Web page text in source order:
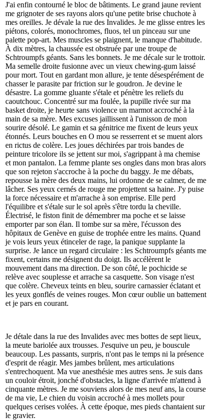
J'ai enfin contourné le bloc de bâtiments. Le grand jaune revient
me grignoter de ses rayons alors qu'une petite brise chuchote à
mes oreilles. Je dévale la rue des Invalides. Je me glisse entres les
piétons, colorés, monochromes, fluos, tel un pinceau sur une
palette pop-art. Mes muscles se plaignent, le manque d'habitude.
À dix mètres, la chaussée est obstruée par une troupe de
Schtroumpfs géants. Sans les bonnets. Je me décale sur le trottoir.
Ma semelle droite fusionne avec un vieux chewing-gum laissé
pour mort. Tout en gardant mon allure, je tente désespérément de
chasser le parasite par friction sur le goudron. Je devine le
désastre. La gomme gluante s'étale et pénètre les reliefs du
caoutchouc. Concentré sur ma foulée, la pupille rivée sur ma
basket droite, je heurte sans violence un marmot accroché à la
main de sa mère. Mes excuses jaillissent à l'unisson de mon
sourire désolé. Le gamin et sa génitrice me fixent de leurs yeux
étonnés. Leurs bouches en O mou se resserrent et se muent alors
en rictus de colère. Les joues déchirées par trois bandes de
peinture tricolore ils se jettent sur moi, s'agrippant à ma chemise
et mon pantalon. La femme plante ses ongles dans mon bras alors
que son rejeton s'accroche à la poche du baggy. Je me débats,
repousse la mère des deux mains, lui ordonne de se calmer, de me
lâcher. Ses yeux cernés de rouge me projettent sa haine. J'y puise
la force nécessaire et m'arrache à son emprise. Elle perd
l'équilibre et s'étale sur le sol après s'être tordu la cheville.
Électrisé, le fiston finit de démembrer ma poche et se laisse
emporter par son élan. Il tombe sur sa mère, l'écusson des
hôpitaux de Genève en guise de trophée entre les mains. Quand
je vois leurs yeux étinceler de rage, la panique supplante la
surprise. Je lance un regard circulaire : les Schtroumpfs géants me
fixent, certains me désignent du doigt. Ils accélèrent le
mouvement dans ma direction. De son côté, le pochicide se
relève avec souplesse et arrache sa casquette. Son visage n'est
que colère. Cheveux teints en bleu, sourire carnassier éclatant et
les yeux gonflés de veines rouges. Mon cœur oublie un battement
et je pars en courant.
Je détale dans la rue des Invalides avec mes bottes de sept lieux,
la meute bariolée aux trousses. J'esquive un peu, je bouscule
beaucoup. Les passants, surpris, n'ont pas le temps ni la présence
d'esprit de réagir. Mes jambes brûlent, mes articulations
s'entrechoquent. Ma vue anesthésie mes autres sens. Je suis dans
un couloir étroit, jonché d'obstacles, la ligne d'arrivée m'attend à
cinquante mètres. Je me souviens alors de mes neuf ans, la course
de ma vie, Le chien du voisin accroché à mes mollets pour
quelques cerises volées. À cette époque, mes pieds chantaient sur
le gravier.